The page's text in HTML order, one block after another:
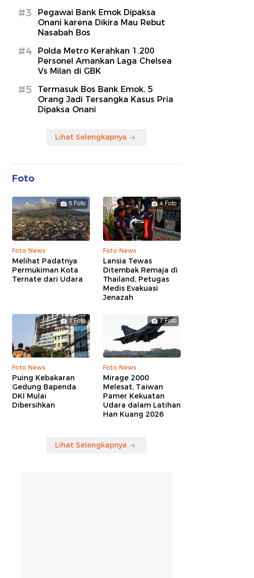
#3
Pegawai Bank Emok Dipaksa
Onani karena Dikira Mau Rebut
Nasabah Bos
#4
Polda Metro Kerahkan 1.200
Personel Amankan Laga Chelsea
Vs Milan di GBK
#5
Termasuk Bos Bank Emok, 5
Orang Jadi Tersangka Kasus Pria
Dipaksa Onani
Lihat Selengkapnya
Foto
5 Foto
Foto News
Melihat Padatnya
Permukiman Kota
Ternate dari Udara
4 Foto
Foto News
Lansia Tewas
Ditembak Remaja di
Thailand, Petugas
Medis Evakuasi
Jenazah
3 Foto
Foto News
Puing Kebakaran
Gedung Bapenda
DKI Mulai
Dibersihkan
7 Foto
Foto News
Mirage 2000
Melesat, Taiwan
Pamer Kekuatan
Udara dalam Latihan
Han Kuang 2026
Lihat Selengkapnya